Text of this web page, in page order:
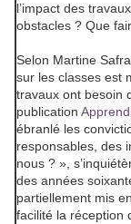
l’impact des
obstacles ? Que
Selon Martine Safra
sur les classes est
travaux ont besoin
publication
ébranlé les
responsables, des
nous ? »,
des années
partiellement mis
facilité la réception